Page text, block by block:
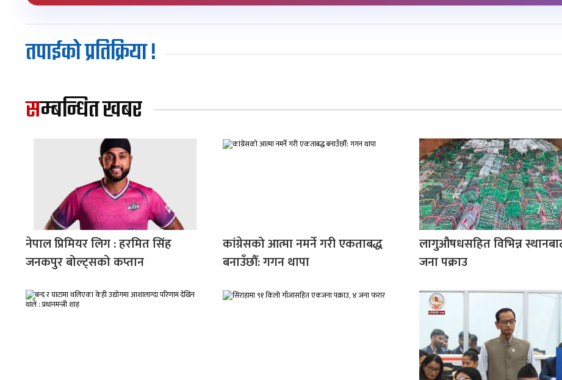
तपाईको प्रतिक्रिया !
सम्बन्धित खबर
नेपाल प्रिमियर लिग : हरमित सिंह
जनकपुर बोल्ट्सको कप्तान
कांग्रेसको आत्मा नमर्ने गरी एकताबद्ध
बनाउँछौँ: गगन थापा
लागुऔषधसहित विभिन्न
जना पक्राउ